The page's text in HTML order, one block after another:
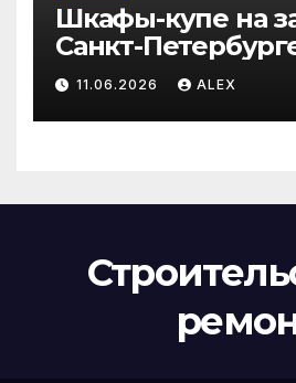
Шкафы-купе на
Санкт-
производителя по
доступным ценам
11.06.2026 ALEX